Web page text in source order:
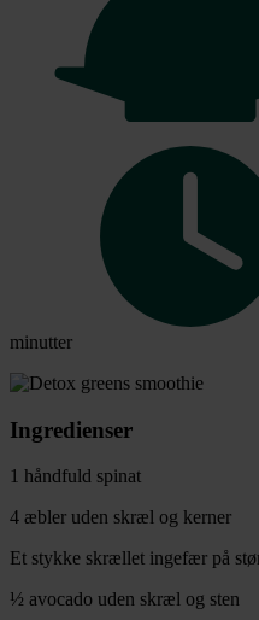
minutter
Ingredienser
1 håndfuld spinat
4 æbler uden skræl og kerner
Et stykke skrællet ingefær på
½ avocado uden skræl og sten